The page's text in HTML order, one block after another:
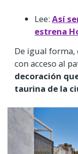
Lee: Así
estrena
De igual forma,
con acceso al
decoración
taurina de la